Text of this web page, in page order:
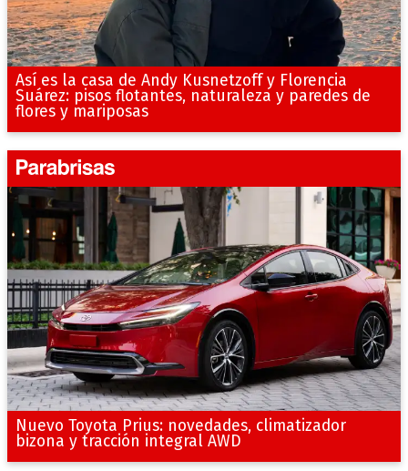
Así es la casa de Andy Kusnetzoff y Florencia
Suárez: pisos flotantes, naturaleza y paredes de
flores y mariposas
Nuevo Toyota Prius: novedades, climatizador
bizona y tracción integral AWD